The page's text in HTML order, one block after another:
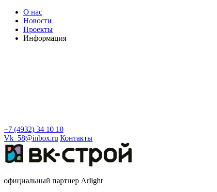
О нас
Новости
Проекты
Информация
+7 (4932) 34 10 10
Vk_58@inbox.ru Контакты
официальный партнер Arlight